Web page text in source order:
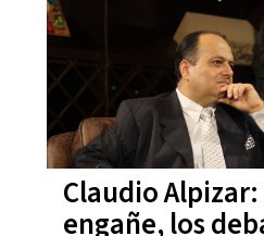
Claudio Alpizar:
engañe, los